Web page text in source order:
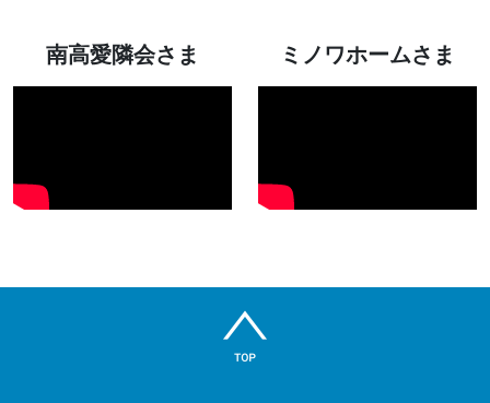
南高愛隣会さま ミノワホームさま